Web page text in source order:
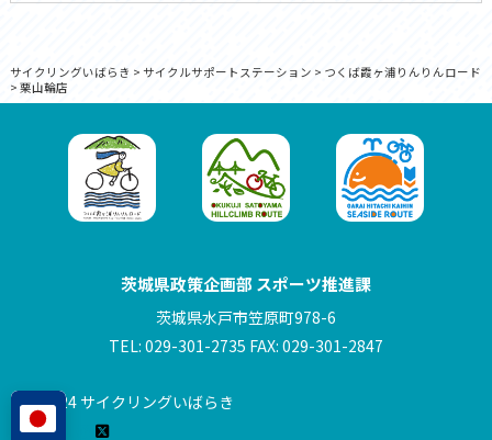
サイクリングいばらき > サイクルサポートステーション > つくば霞ヶ浦りんりんロード
> 栗山輪店
茨城県政策企画部 スポーツ推進課
茨城県水戸市笠原町978-6
TEL: 029-301-2735 FAX: 029-301-2847
© 2024 サイクリングいばらき